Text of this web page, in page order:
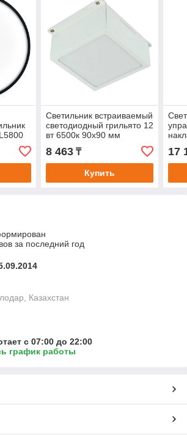
Светильник встраиваемый
светодиодный грильято 12
вт 6500к 90х90 мм
8 463₸
Купить
17
за последний год
Казахстан
с 07:00 до 22:00
график работы